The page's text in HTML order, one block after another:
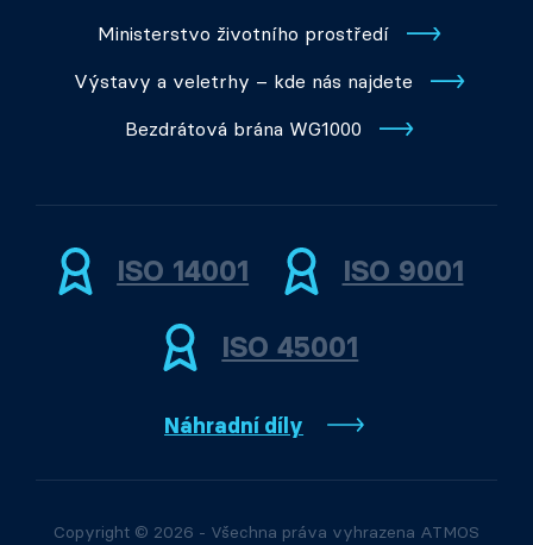
Ministerstvo životního prostředí
Výstavy a veletrhy – kde nás najdete
Bezdrátová brána WG1000
ISO 14001 ISO 9001
ISO 45001
Náhradní díly
Copyright © 2026 - Všechna práva vyhrazena ATMOS